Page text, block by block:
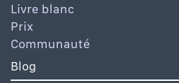
Livre blanc
Prix
Communauté
Blog